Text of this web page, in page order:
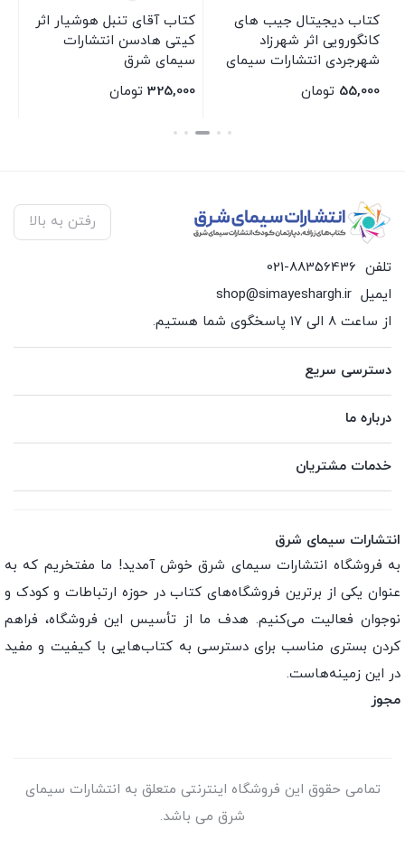
کتاب دیجیتال جیب های
کانگورویی اثر شهرزاد
شهرجردی انتشارات سیمای
55,000 تومان
کتاب آقای تنبل هوشیار اثر
کیتی هادسن انتشارات
سیمای شرق
325,000 تومان
بستن
رفتن به بالا
تلفن 021-88356436
ایمیل shop@simayeshargh.ir
از ساعت 8 الی 17 پاسخگوی شما هستیم.
دسترسی سریع
درباره ما
خدمات مشتریان
انتشارات سیمای شرق
به فروشگاه انتشارات سیمای شرق خوش آمدید! ما مفتخریم که به
عنوان یکی از برترین فروشگاه‌های کتاب در حوزه ارتباطات و کودک و
نوجوان فعالیت می‌کنیم. هدف ما از تأسیس این فروشگاه، فراهم
کردن بستری مناسب برای دسترسی به کتاب‌هایی با کیفیت و مفید
در این زمینه‌هاست.
مجوز
تمامی حقوق این فروشگاه اینترنتی متعلق به انتشارات سیمای
شرق می باشد.